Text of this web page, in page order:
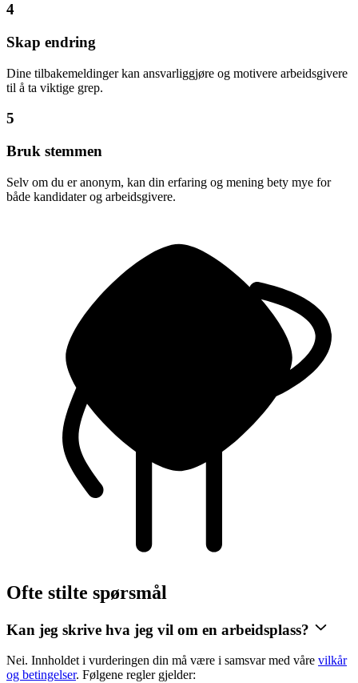
4
Skap endring
Dine tilbakemeldinger kan ansvarliggjøre og motivere arbeidsgivere
til å ta viktige grep.
5
Bruk stemmen
Selv om du er anonym, kan din erfaring og mening bety mye for
både kandidater og arbeidsgivere.
Ofte stilte spørsmål
Kan jeg skrive hva jeg vil om en arbeidsplass?
Nei. Innholdet i vurderingen din må være i samsvar med våre vilkår
og betingelser. Følgene regler gjelder: